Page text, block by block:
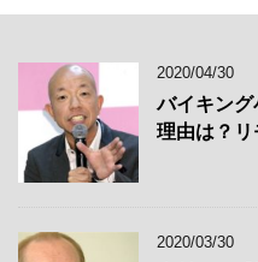
2020/04/30
バイキン
理由は？リ
2020/03/30